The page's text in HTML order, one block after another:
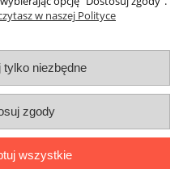
i płatności
konto
zakupu
w naszej Polityce
tylko niezbędne
zgody
wszystkie